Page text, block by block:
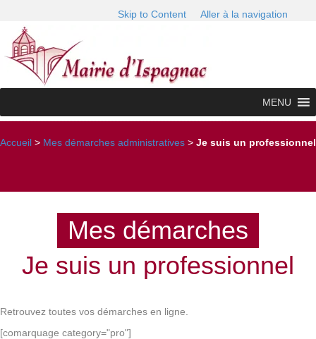
Skip to Content Aller à la navigation
MENU
Accueil > Mes démarches administratives > Je suis un professionnel
Mes démarches
Je suis un professionnel
Retrouvez toutes vos démarches en ligne.
[comarquage category="pro"]